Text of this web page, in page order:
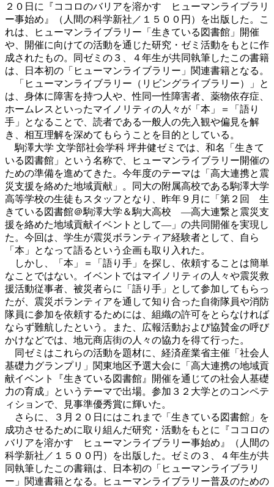
２０日に『ココロのバリアを溶かす ヒューマンライブラリ
ー事始め』（人間の科学新社／１５００円）を出版した。こ
れは、ヒューマンライブラリー「生きている図書館」開催
や、開催に向けての活動を通じた研究・ゼミ活動をもとに作
成されたもの。同ゼミの３、４年生が共同執筆したこの書籍
は、日本初の「ヒューマンライブラリー」関連書籍となる。
「ヒューマンライブラリー（リビングライブラリー）」と
は、身体に障害を持つ人や、性同一性障害者、薬物依存症、
ホームレスといったマイノリティの人々が「本」＝「語り
手」となることで、読者である一般人の先入観や偏見を解
き、相互理解を深めてもらうことを目的としている。
駒澤大学 文学部社会学科 坪井健ゼミでは、和名「生きて
いる図書館」という名称で、ヒューマンライブラリー開催の
ための準備を進めてきた。今年度のテーマは「高大連携と震
災支援を絡めた地域貢献」。同大の附属高校である駒澤大学
高等学校の生徒もスタッフとなり、昨年９月に「第２回 生
きている図書館＠駒澤大学＆駒大高校 ―高大連繋と震災支
援を絡めた地域貢献イベントとして―」の共同開催を実現し
た。今回は、学生が震災ボランティア経験者として、自ら
「本」となって語るという企画も取り入れた。
しかし、「本」＝「語り手」を探し、依頼することは簡単
なことではない。イベントではマイノリティの人々や震災救
援活動従事者、被災者らに「語り手」として参加してもらっ
たが、震災ボランティアを通して知り合った自衛隊員や消防
隊員に参加を依頼するためには、組織の許可をとらなければ
ならず難航したという。また、広報活動および協賛金の呼び
かけなどでは、地元商店街の人々の協力を得て行った。
同ゼミはこれらの活動を題材に、経済産業省主催「社会人
基礎力グランプリ」関東地区予選大会に「高大連携の地域貢
献イベント『生きている図書館』開催を通じての社会人基礎
力の育成」というテーマで出場。参加３２大学とのコンペテ
ィションで、見事準優秀賞に輝いた。
さらに、３月２０日にはこれまで「生きている図書館」を
成功させるために取り組んだ研究・活動をもとに『ココロの
バリアを溶かす ヒューマンライブラリー事始め』（人間の
科学新社／１５００円）を出版した。ゼミの３、４年生が共
同執筆したこの書籍は、日本初の「ヒューマンライブラリ
ー」関連書籍となる。ヒューマンライブラリー普及のための